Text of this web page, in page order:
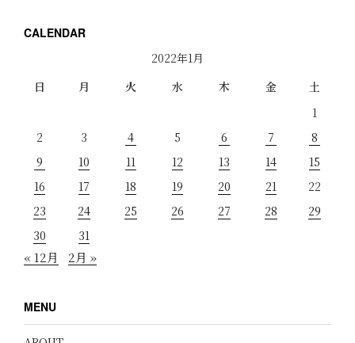
CALENDAR
2022年1月
日
月 火 水 木 金
土
1
2
3 4 5 6 7
8
9
10 11 12 13 14
15
16
17 18 19 20 21
22
23
24 25 26 27 28
29
30
31
« 12月 2月 »
MENU